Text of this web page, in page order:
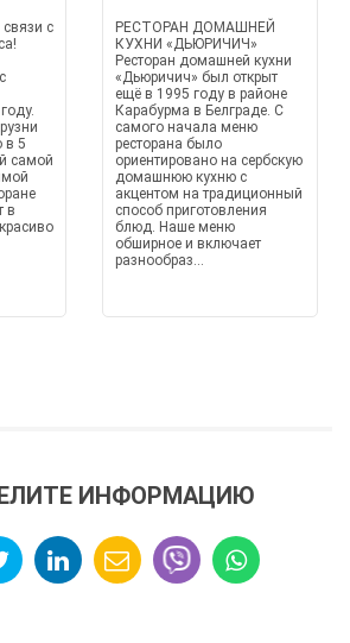
с
в 5
самой
в
РЕСТОРАН ДОМАШНЕЙ
КУХНИ «ДЬЮРИЧИЧ»
Ресторан домашней кухни
«Дьюричич» был открыт
ещё в 1995 году в районе
Карабурма в Белграде. С
самого начала меню
ресторана было
ориентировано на сербскую
домашнюю кухню с
акцентом на традиционный
способ приготовления
блюд. Наше меню
обширное и включает
разнообраз...
ИНФОРМАЦИЮ